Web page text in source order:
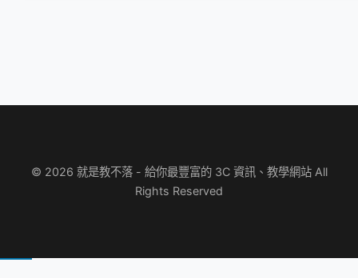
© 2026 就是教不落 - 給你最豐富的 3C 資訊、教學網站 All
Rights Reserved